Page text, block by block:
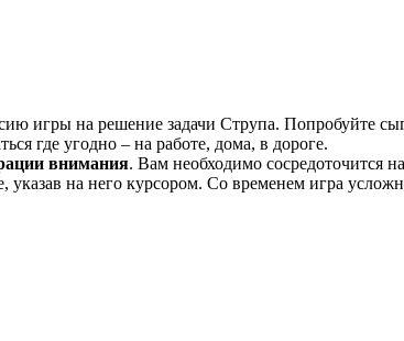
игры на решение задачи Струпа. Попробуйте
где угодно – на работе, дома, в дороге.
внимания. Вам необходимо сосредоточится
на него курсором. Со временем игра